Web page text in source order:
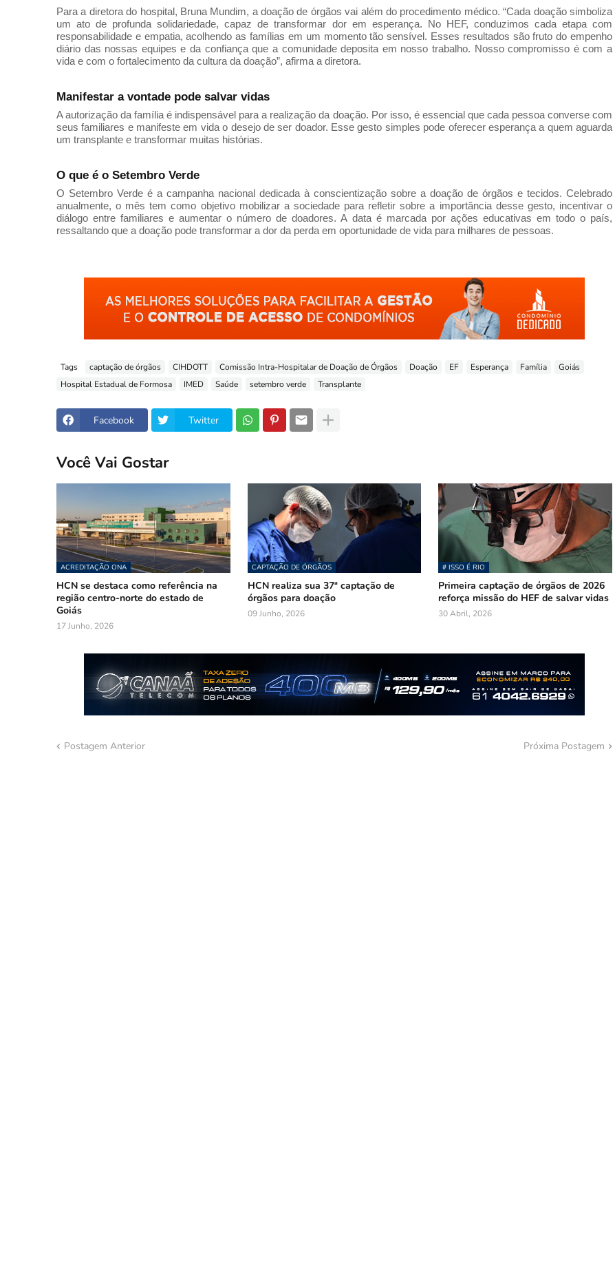
Para a diretora do hospital, Bruna Mundim, a doação de órgãos vai além do procedimento médico. “Cada doação simboliza
um ato de profunda solidariedade, capaz de transformar dor em esperança. No HEF, conduzimos cada etapa com
responsabilidade e empatia, acolhendo as famílias em um momento tão sensível. Esses resultados são fruto do empenho
diário das nossas equipes e da confiança que a comunidade deposita em nosso trabalho. Nosso compromisso é com a
vida e com o fortalecimento da cultura da doação”, afirma a diretora.
Manifestar a vontade pode salvar vidas
A autorização da família é indispensável para a realização da doação. Por isso, é essencial que cada pessoa converse com
seus familiares e manifeste em vida o desejo de ser doador. Esse gesto simples pode oferecer esperança a quem aguarda
um transplante e transformar muitas histórias.
O que é o Setembro Verde
O Setembro Verde é a campanha nacional dedicada à conscientização sobre a doação de órgãos e tecidos. Celebrado
anualmente, o mês tem como objetivo mobilizar a sociedade para refletir sobre a importância desse gesto, incentivar o
diálogo entre familiares e aumentar o número de doadores. A data é marcada por ações educativas em todo o país,
ressaltando que a doação pode transformar a dor da perda em oportunidade de vida para milhares de pessoas.
Tags captação de órgãos CIHDOTT Comissão Intra-Hospitalar de Doação de Órgãos Doação EF Esperança Família
Goiás
Hospital Estadual de Formosa
IMED Saúde setembro verde Transplante
Facebook Twitter
Você Vai Gostar
ACREDITAÇÃO ONA
HCN se destaca como referência na
região centro-norte do estado de
Goiás
17 Junho, 2026
CAPTAÇÃO DE ÓRGÃOS
HCN realiza sua 37ª captação de
órgãos para doação
09 Junho, 2026
# ISSO É RIO
Primeira captação de órgãos de 2026
reforça missão do HEF de salvar vidas
30 Abril, 2026
Postagem Anterior Próxima Postagem